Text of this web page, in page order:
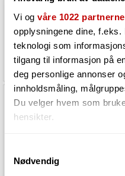
Vi og våre 1022 partnerne
opplysningene dine,
teknologi som
tilgang til informasjon på
deg personlige annonser
innholdsmåling,
Du velger hvem som
hensikter.
Innhente
Nødvendig
17 899,-